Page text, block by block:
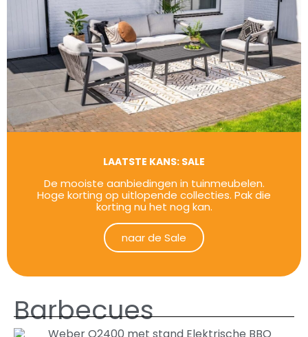
LAATSTE KANS: SALE
De mooiste aanbiedingen in tuinmeubelen.
Hoge korting op uitlopende collecties. Pak die
korting nu het nog kan.
naar de Sale
Barbecues